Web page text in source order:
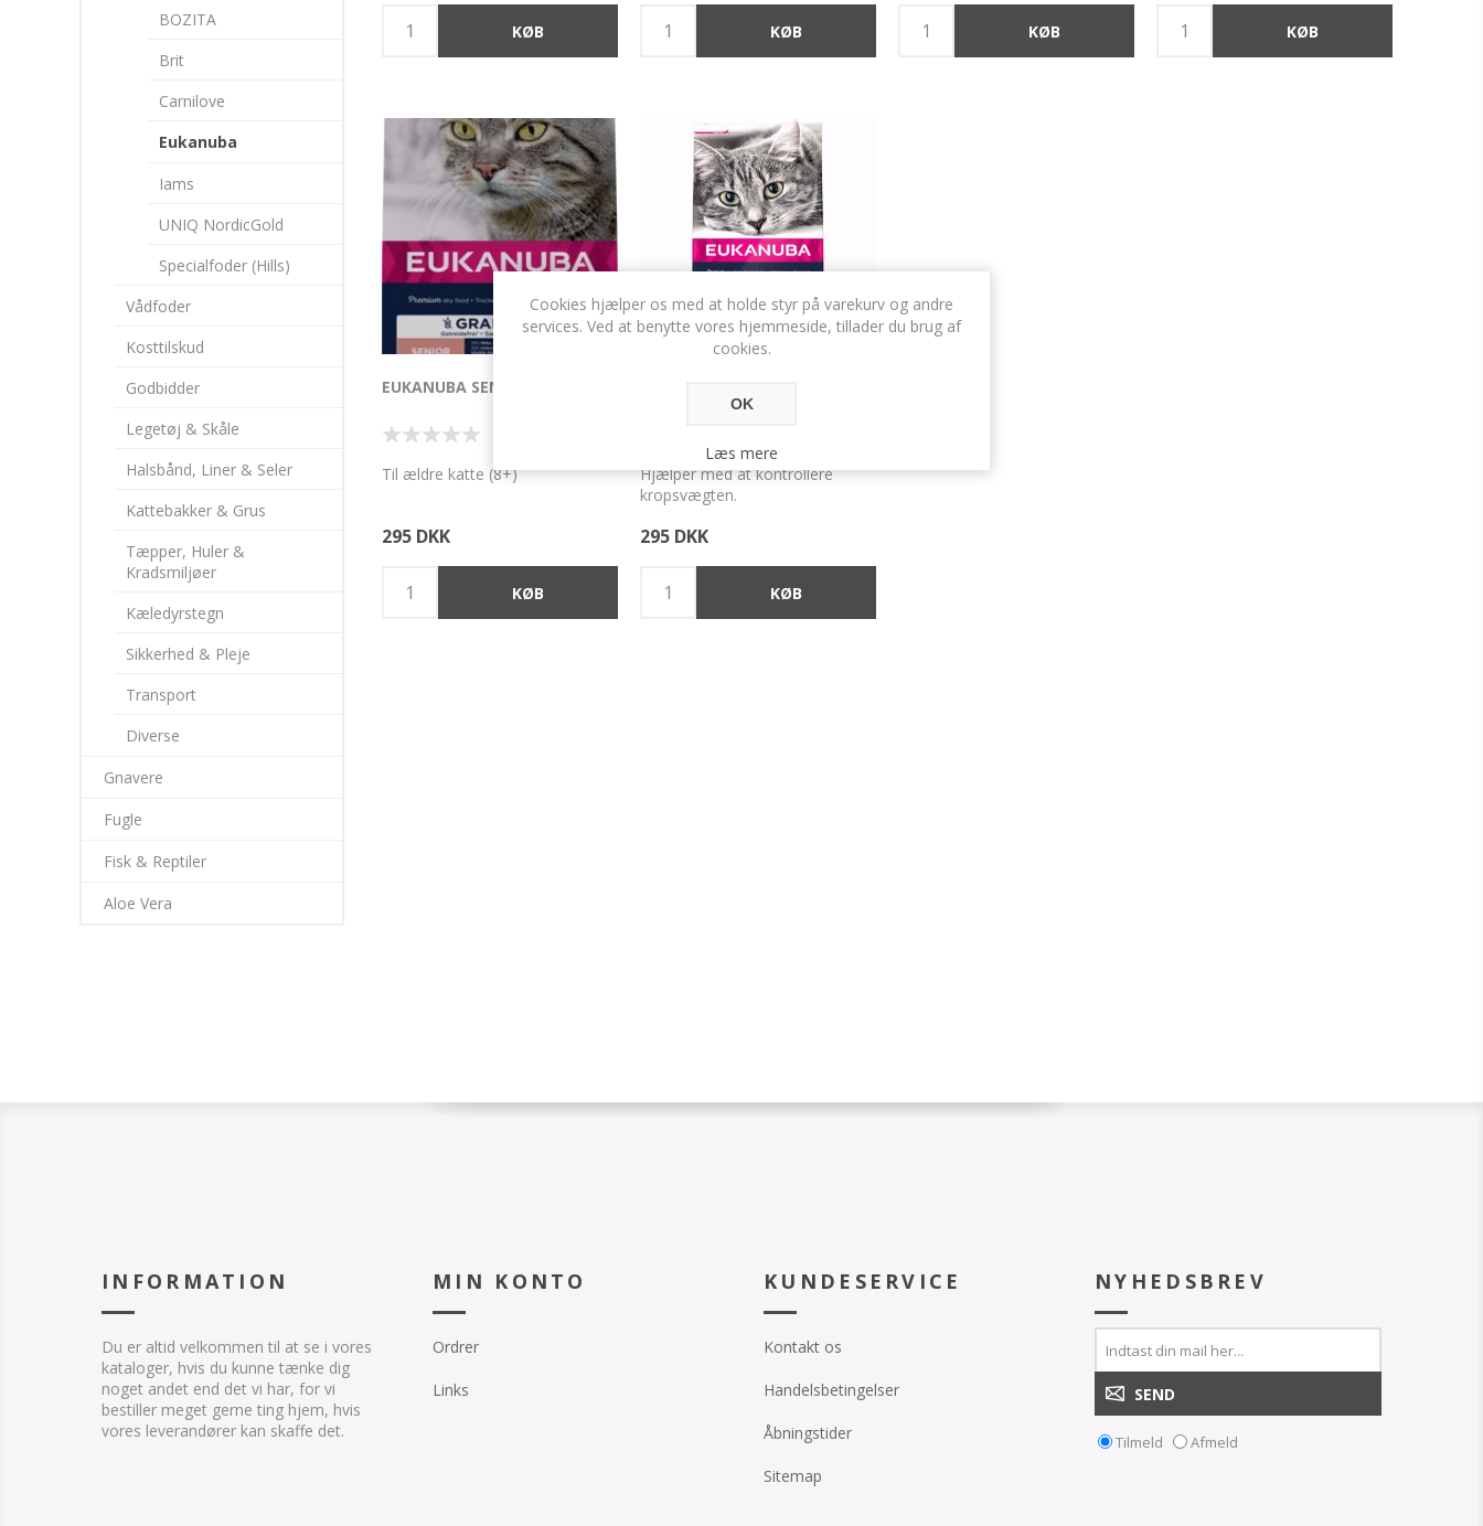
EUKANUBA SENIOR LAKS 2 KG.
Til ældre katte (8+)
295 DKK
WEIGHT CONTROL 2 KG.
Hjælper med at kontrollere
kropsvægten.
295 DKK
BOZITA
Brit
Carnilove
Eukanuba
Iams
UNIQ NordicGold
Specialfoder (Hills)
Vådfoder
Kosttilskud
Godbidder
Legetøj & Skåle
Halsbånd, Liner & Seler
Kattebakker & Grus
Tæpper, Huler &
Kradsmiljøer
Kæledyrstegn
Sikkerhed & Pleje
Transport
Diverse
Gnavere
Fugle
Fisk & Reptiler
Aloe Vera
INFORMATION
Du er altid velkommen til at se i vores
kataloger, hvis du kunne tænke dig
noget andet end det vi har, for vi
bestiller meget gerne ting hjem, hvis
vores leverandører kan skaffe det.
MIN KONTO
Ordrer
Links
KUNDESERVICE
Kontakt os
Handelsbetingelser
Åbningstider
Sitemap
NYHEDSBREV
Tilmeld Afmeld
Cookies hjælper os med at holde styr på varekurv og andre
services. Ved at benytte vores hjemmeside, tillader du brug af
cookies.
OK
Læs mere